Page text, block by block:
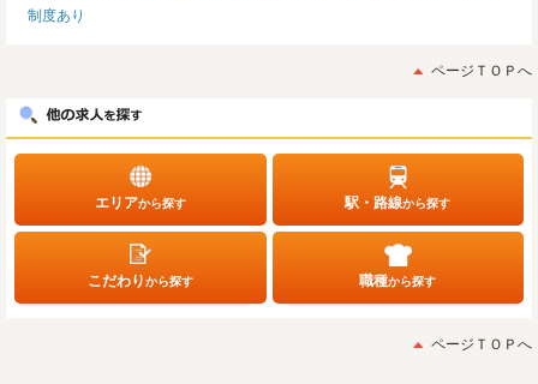
制度あり
ページＴＯＰへ
エリアから探す 駅・路線から探す
こだわりから探す 職種から探す
ページＴＯＰへ